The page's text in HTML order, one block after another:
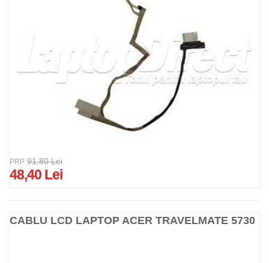
PRP 91,80 Lei
48,40 Lei
CABLU LCD LAPTOP ACER TRAVELMATE 5730